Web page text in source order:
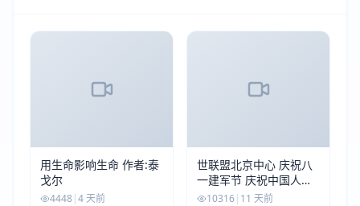
用生命影响生命 作者:泰
戈尔
4448|4 天前
世联盟北京中心 庆祝八
一建军节 庆祝中国人民
解放军建军99周年
10316| 11 天前